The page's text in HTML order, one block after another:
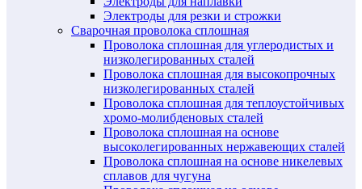
Электроды для резки и строжки
Сварочная проволока сплошная
Проволока сплошная для углеродистых и
низколегированных сталей
Проволока сплошная для высокопрочных
низколегированных сталей
Проволока сплошная для теплоустойчивых
хромо-молибденовых сталей
Проволока сплошная на основе
высоколегированных нержавеющих сталей
Проволока сплошная на основе никелевых
сплавов для чугуна